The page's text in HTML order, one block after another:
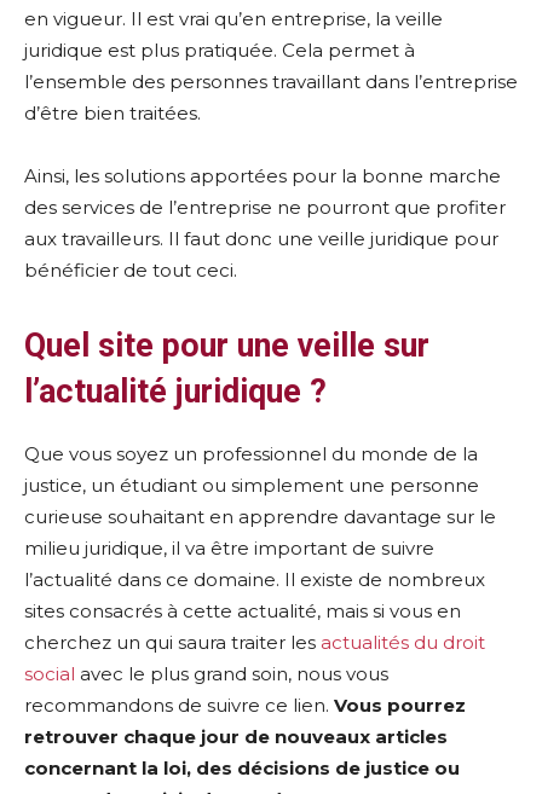
en vigueur. Il est vrai qu’en entreprise, la veille
juridique est plus pratiquée. Cela permet à
l’ensemble des personnes travaillant dans l’entreprise
d’être bien traitées.
Ainsi, les solutions apportées pour la bonne marche
des services de l’entreprise ne pourront que profiter
aux travailleurs. Il faut donc une veille juridique pour
bénéficier de tout ceci.
Quel site pour une veille sur
l’actualité juridique ?
Que vous soyez un professionnel du monde de la
justice, un étudiant ou simplement une personne
curieuse souhaitant en apprendre davantage sur le
milieu juridique, il va être important de suivre
l’actualité dans ce domaine. Il existe de nombreux
sites consacrés à cette actualité, mais si vous en
cherchez un qui saura traiter les actualités du droit
social avec le plus grand soin, nous vous
recommandons de suivre ce lien. Vous pourrez
retrouver chaque jour de nouveaux articles
concernant la loi, des décisions de justice ou